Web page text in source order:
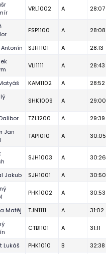
VRL1002 A 28:07
FSP1100 A 28:08
Antonín SJH1101 A 28:13
VLI1111 A 28:43
KAM1102 A 28:52
SHK1009 A 29:00
TZL1200 A 29:39
Jan
TAP1010 A 30:05
SJH1003 A 30:26
Jakub SJH1001 A 30:50
PHK1002 A 30:53
Matěj TJN1111 A 31:02
CTB1101 A 31:11
Lukáš PHK1010 B 32:38